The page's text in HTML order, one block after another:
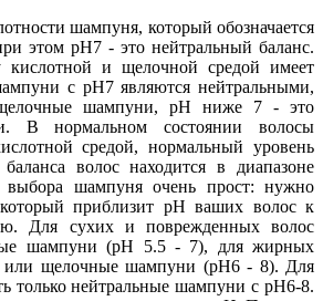
шампуня, который обозначается
этом pH7 - это нейтральный баланс.
кислотной и щелочной средой имеет
с pH7 являются нейтральными,
шампуни, pH ниже 7 - это
В нормальном состоянии волосы
средой, нормальный уровень
волос находится в диапазоне
шампуня очень прост: нужно
приблизит pH ваших волос к
Для сухих и поврежденных волос
шампуни (pH 5.5 - 7), для жирных
или щелочные шампуни (pH6 - 8). Для
только нейтральные шампуни с pH6-8.